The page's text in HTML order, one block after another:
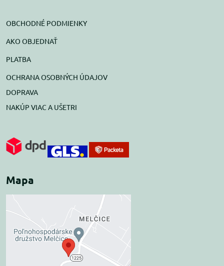
OBCHODNÉ PODMIENKY
AKO OBJEDNAŤ
PLATBA
OCHRANA OSOBNÝCH ÚDAJOV
DOPRAVA
NAKÚP VIAC A UŠETRI
Mapa
Externý obsah je
blokovaný Voľbami
súkromia
Prajete si načítať externý obsah?